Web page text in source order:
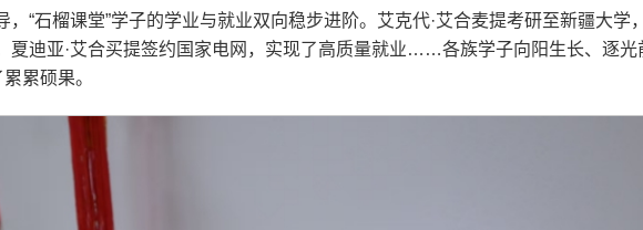
“石榴课堂”学子的学业与就业双向稳步进阶。艾克代·艾合麦提考研至新疆大学
夏迪亚·艾合买提签约国家电网，实现了高质量就业……各族学子向阳生长、逐
累硕果。